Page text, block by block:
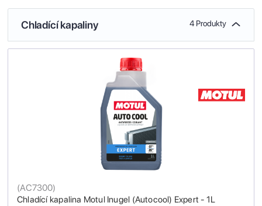
Chladící kapaliny 4 Produkty
Chladící kapalina Motul Inugel (Autocool) Expert - 1L
(AC7300)